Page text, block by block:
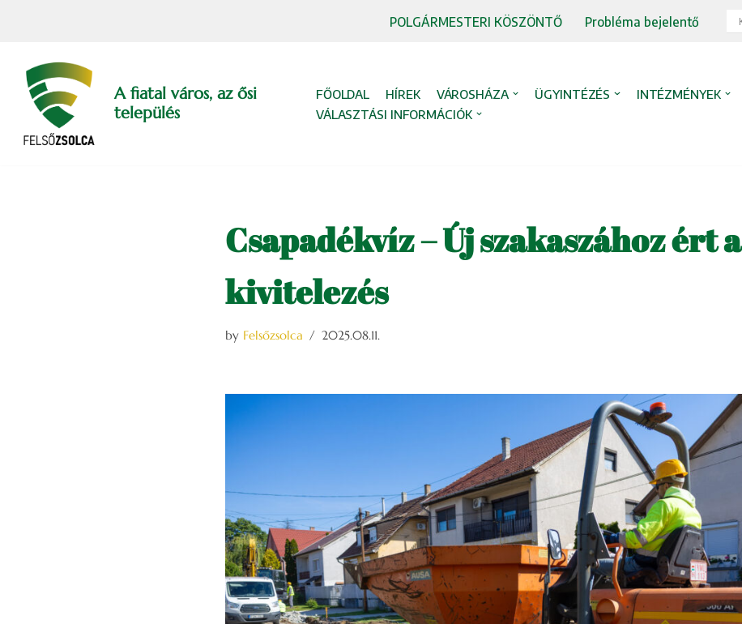
content
POLGÁRMESTERI KÖSZÖNTŐ Probléma bejelentő
A fiatal város, az ősi
település
FŐOLDAL HÍREK VÁROSHÁZA ÜGYINTÉZÉS INTÉZMÉNYEK
VÁLASZTÁSI INFORMÁCIÓK
Csapadékvíz – Új szakaszához ért a
kivitelezés
by Felsőzsolca 2025.08.11.